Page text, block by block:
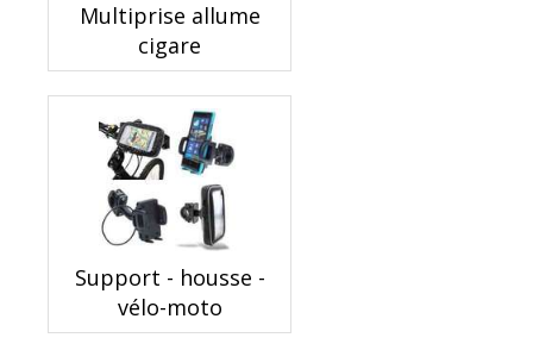
Multiprise allume
cigare
Support - housse -
vélo-moto